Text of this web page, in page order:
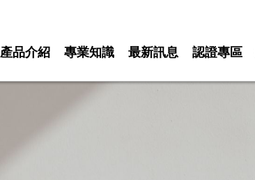
認證專區
最新訊息
專業知識
產品介紹